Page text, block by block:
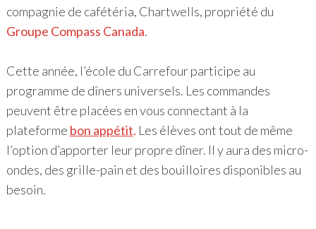
compagnie de cafétéria, Chartwells, propriété du
Groupe Compass Canada.
Cette année, l’école du Carrefour participe au
programme de dîners universels. Les commandes
peuvent être placées en vous connectant à la
plateforme bon appétit. Les élèves ont tout de même
l’option d’apporter leur propre dîner. Il y aura des micro-
ondes, des grille-pain et des bouilloires disponibles au
besoin.